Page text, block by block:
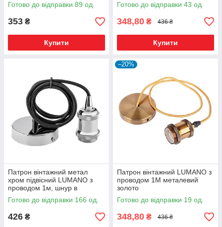
Готово до відправки 89 од.
353 ₴
Купити
Готово до відправки 43 од.
348,80 ₴ 436 ₴
Купити
Патрон вінтажний метал
хром підвісний LUMANO з
проводом 1м, шнур в
чорному шовку +компл
Готово до відправки 166 од.
426 ₴
–20%
Патрон вінтажний LUMANO з
проводом 1М металевий
золото
Готово до відправки 19 од.
348,80 ₴ 436 ₴